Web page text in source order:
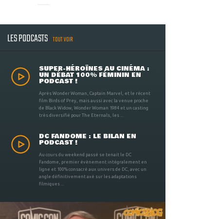
LES PODCASTS TOUT VOIR
SUPER-HÉROÏNES AU CINÉMA :
UN DÉBAT 100% FÉMININ EN
PODCAST !
Après Wonder Woman, Captain Marvel, et le récent
film Birds of Prey, mais aussi avec la venue proche
de Black Widow, Wonder Woman 1984 et un casting
très diversifié pour The Eternals, les ...
DC FANDOME : LE BILAN EN
PODCAST !
Au cours du weekend passé se tenait le DC
Fandome, premier évènement intégralement en
ligne et 100% consacré aux univers de DC, avec un
angle définitivement axé sur les adaptations
filmiques ...